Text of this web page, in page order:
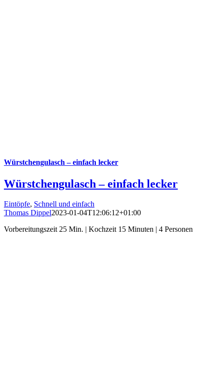
Würstchengulasch – einfach lecker
Würstchengulasch – einfach lecker
Eintöpfe, Schnell und einfach
Thomas Dippel2023-01-04T12:06:12+01:00
Vorbereitungszeit 25 Min. | Kochzeit 15 Minuten | 4 Personen